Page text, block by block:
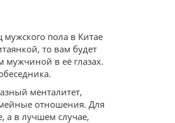
пола в Китае
то вам будет
мужчиной в её глазах.
менталитет,
отношения. Для
а в лучшем случае,